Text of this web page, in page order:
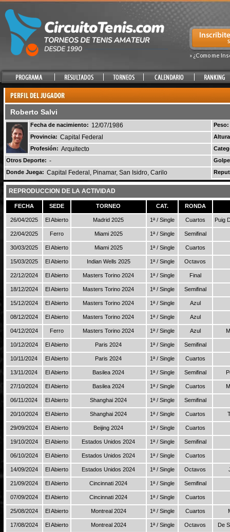
» ¿Como me
Roberto Salvi
Fecha de nacimiento: 12/07/1986
Peso:
Provincia: Capital Federal
Profesión: Arquitecto
Otros Deporte: -
Donde Juega: Capital Federal, Pinamar, San Isidro, Carilo
REPRODUCCION DE LA ACTIVIDAD
FECHA SEDE TORNEO CAT. RONDA
26/04/2025 El Abierto Madrid 2025 1ª / Single Cuartos Puig
22/04/2025 Ferro Miami 2025 1ª / Single Semifinal
30/03/2025 El Abierto Miami 2025 1ª / Single Cuartos
15/03/2025 El Abierto Indian Wells 2025 1ª / Single Octavos
22/12/2024 El Abierto Masters Torino 2024 1ª / Single Final
18/12/2024 El Abierto Masters Torino 2024 1ª / Single Semifinal
15/12/2024 El Abierto Masters Torino 2024 1ª / Single Azul
08/12/2024 El Abierto Masters Torino 2024 1ª / Single Azul
04/12/2024 Ferro Masters Torino 2024 1ª / Single Azul
10/12/2024 El Abierto Paris 2024 1ª / Single Semifinal
10/11/2024 El Abierto Paris 2024 1ª / Single Cuartos
13/11/2024 El Abierto Basilea 2024 1ª / Single Semifinal
27/10/2024 El Abierto Basilea 2024 1ª / Single Cuartos
06/11/2024 El Abierto Shanghai 2024 1ª / Single Semifinal
20/10/2024 El Abierto Shanghai 2024 1ª / Single Cuartos
29/09/2024 El Abierto Beijing 2024 1ª / Single Cuartos
19/10/2024 El Abierto Estados Unidos 2024 1ª / Single Semifinal
06/10/2024 El Abierto Estados Unidos 2024 1ª / Single Cuartos
14/09/2024 El Abierto Estados Unidos 2024 1ª / Single Octavos
21/09/2024 El Abierto Cincinnati 2024 1ª / Single Semifinal
07/09/2024 El Abierto Cincinnati 2024 1ª / Single Cuartos
25/08/2024 El Abierto Montreal 2024 1ª / Single Cuartos
17/08/2024 El Abierto Montreal 2024 1ª / Single Octavos De